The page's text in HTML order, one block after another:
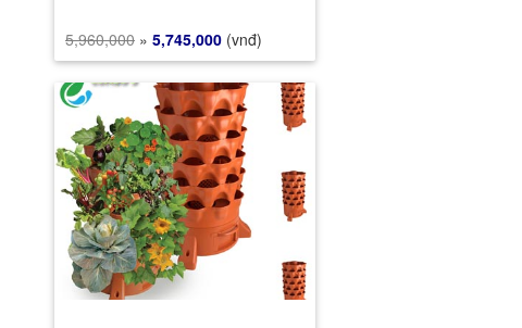
5,960,000 » 5,745,000 (vnđ)